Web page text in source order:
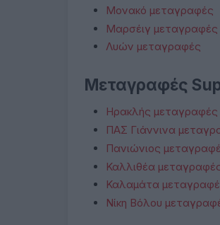
Μονακό μεταγραφές
Μαρσέιγ μεταγραφές
Λυών μεταγραφές
Μεταγραφές
Ηρακλής μεταγραφές
ΠΑΣ Γιάννινα
Πανιώνιος
Καλλιθέα
Καλαμάτα
Νίκη Βόλου